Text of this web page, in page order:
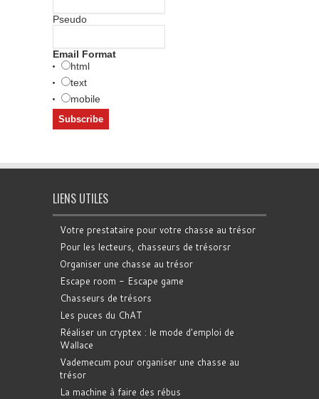
Pseudo
Email Format
html
text
mobile
LIENS UTILES
Votre prestataire pour votre chasse au trésor
Pour les lecteurs, chasseurs de trésorsr
Organiser une chasse au trésor
Escape room - Escape game
Chasseurs de trésors
Les puces du ChAT
Réaliser un cryptex : le mode d'emploi de
Wallace
Vademecum pour organiser une chasse au
trésor
La machine à faire des rébus